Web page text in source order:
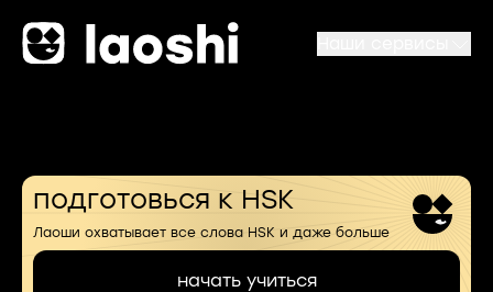
подготовься к HSK
Лаоши охватывает все слова HSK и даже больше
начать учиться